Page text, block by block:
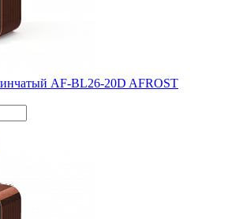
AF-BL26-20D AFROST